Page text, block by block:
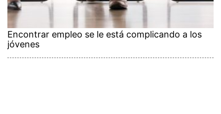
Encontrar empleo se le está complicando a los
jóvenes